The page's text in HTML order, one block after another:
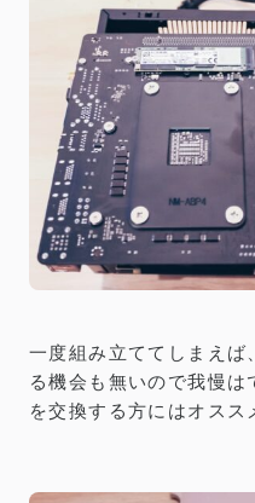
一度組み立ててしまえば
る機会も無いので我慢
を交換する方にはオスス